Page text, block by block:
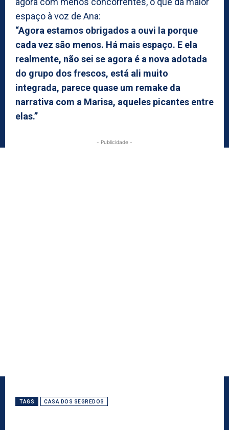
espaço à voz de Ana:
“Agora estamos obrigados a ouvi la porque
cada vez são menos. Há mais espaço. E ela
realmente, não sei se agora é a nova adotada
do grupo dos frescos, está ali muito
integrada, parece quase um remake da
narrativa com a Marisa, aqueles picantes entre
elas.”
- Publicidade -
TAGS CASA DOS SEGREDOS